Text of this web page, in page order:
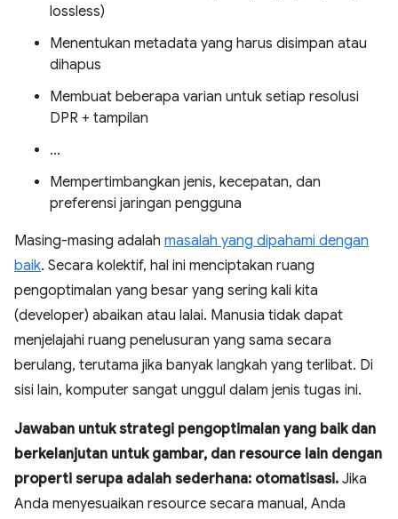
lossless)
Menentukan metadata yang harus disimpan atau
dihapus
Membuat beberapa varian untuk setiap resolusi
DPR + tampilan
...
Mempertimbangkan jenis, kecepatan, dan
preferensi jaringan pengguna
Masing-masing adalah masalah yang dipahami dengan
baik. Secara kolektif, hal ini menciptakan ruang
pengoptimalan yang besar yang sering kali kita
(developer) abaikan atau lalai. Manusia tidak dapat
menjelajahi ruang penelusuran yang sama secara
berulang, terutama jika banyak langkah yang terlibat. Di
sisi lain, komputer sangat unggul dalam jenis tugas ini.
Jawaban untuk strategi pengoptimalan yang baik dan
berkelanjutan untuk gambar, dan resource lain dengan
properti serupa adalah sederhana: otomatisasi. Jika
Anda menyesuaikan resource secara manual, Anda